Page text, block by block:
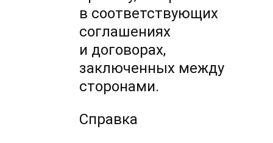
в соответствующих
соглашениях
и договорах,
заключенных между
сторонами.
Справка